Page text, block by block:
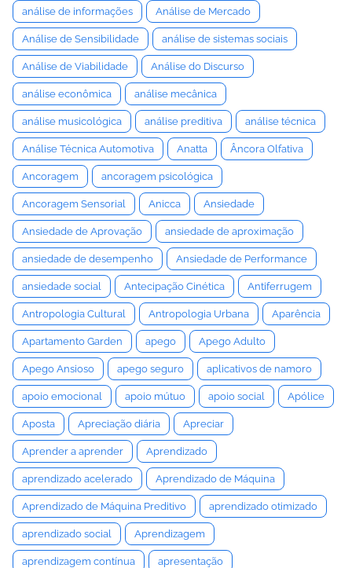
análise de informações Análise de Mercado
Análise de Sensibilidade análise de sistemas sociais
Análise de Viabilidade Análise do Discurso
análise econômica análise mecânica
análise musicológica análise preditiva análise técnica
Análise Técnica Automotiva Anatta Âncora Olfativa
Ancoragem ancoragem psicológica
Ancoragem Sensorial Anicca Ansiedade
Ansiedade de Aprovação ansiedade de aproximação
ansiedade de desempenho Ansiedade de Performance
ansiedade social Antecipação Cinética Antiferrugem
Antropologia Cultural Antropologia Urbana Aparência
Apartamento Garden apego Apego Adulto
Apego Ansioso apego seguro aplicativos de namoro
apoio emocional apoio mútuo apoio social Apólice
Aposta Apreciação diária Apreciar
Aprender a aprender Aprendizado
aprendizado acelerado Aprendizado de Máquina
Aprendizado de Máquina Preditivo aprendizado otimizado
aprendizado social Aprendizagem
aprendizagem contínua apresentação